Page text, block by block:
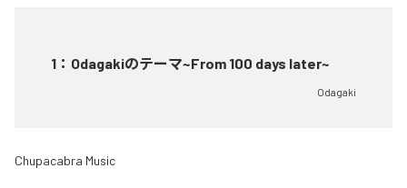
1 ： Odagakiのテーマ~From 100 days later~
Odagaki
Chupacabra Music